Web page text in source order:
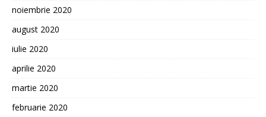
noiembrie 2020
august 2020
iulie 2020
aprilie 2020
martie 2020
februarie 2020